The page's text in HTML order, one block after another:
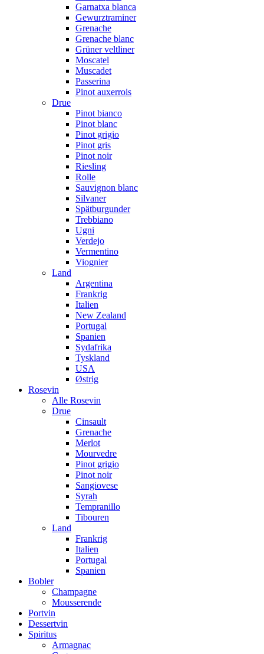
Garnatxa blanca
Gewurztraminer
Grenache
Grenache blanc
Grüner veltliner
Moscatel
Muscadet
Passerina
Pinot auxerrois
Drue
Pinot bianco
Pinot blanc
Pinot grigio
Pinot gris
Pinot noir
Riesling
Rolle
Sauvignon blanc
Silvaner
Spätburgunder
Trebbiano
Ugni
Verdejo
Vermentino
Viognier
Land
Argentina
Frankrig
Italien
New Zealand
Portugal
Spanien
Sydafrika
Tyskland
USA
Østrig
Rosevin
Alle Rosevin
Drue
Cinsault
Grenache
Merlot
Mourvedre
Pinot grigio
Pinot noir
Sangiovese
Syrah
Tempranillo
Tibouren
Land
Frankrig
Italien
Portugal
Spanien
Bobler
Champagne
Mousserende
Portvin
Dessertvin
Spiritus
Armagnac